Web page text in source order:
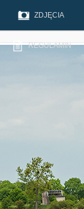
ZDJĘCIA
REGULAMIN